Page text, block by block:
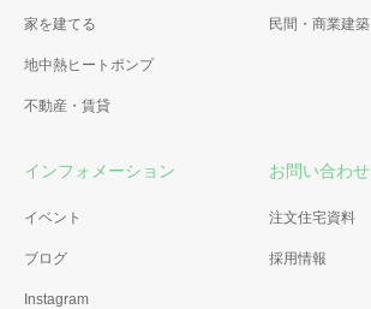
家を建てる
地中熱ヒートポンプ
不動産・賃貸
民間・商業建築
インフォメーション
イベント
ブログ
Instagram
お問い合わせ
注文住宅資料
採用情報